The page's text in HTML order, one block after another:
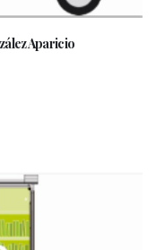
Aparicio